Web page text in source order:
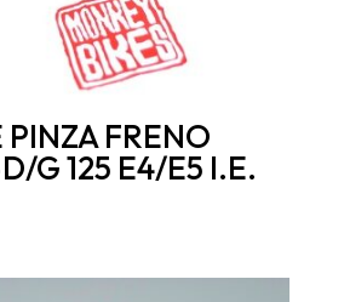
FRENO
G 125 E4/E5 I.E.